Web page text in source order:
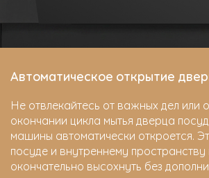
Автоматическое открытие
Не отвлекайтесь от важных дел или
окончании цикла мытья дверца
машины автоматически откроется.
посуде и внутреннему
окончательно высохнуть без